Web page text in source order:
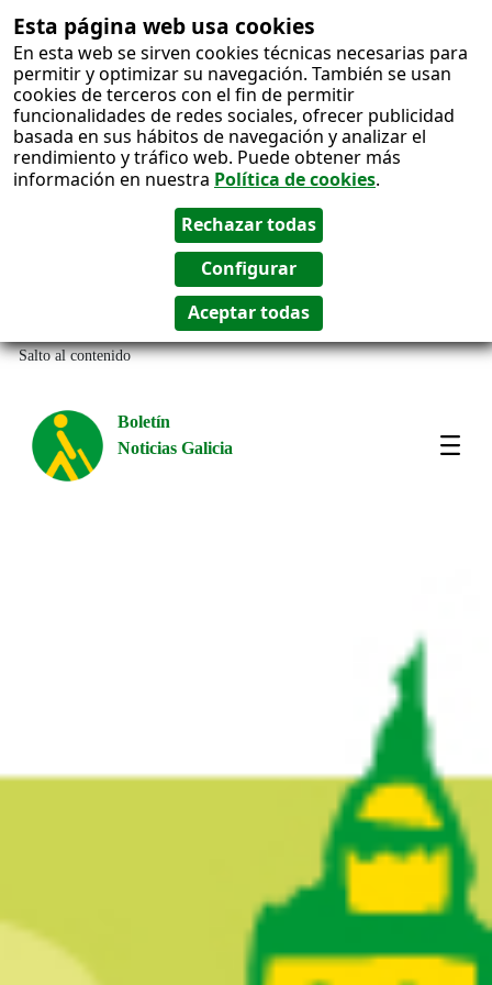
Esta página web usa cookies
En esta web se sirven cookies técnicas necesarias para
permitir y optimizar su navegación. También se usan
cookies de terceros con el fin de permitir
funcionalidades de redes sociales, ofrecer publicidad
basada en sus hábitos de navegación y analizar el
rendimiento y tráfico web. Puede obtener más
información en nuestra Política de cookies.
Salto al contenido
Boletín
Noticias Galicia